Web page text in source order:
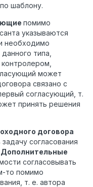
шаблону.
помимо
указываются
необходимо
типа,
может
связано с
согласующий, т.
принять решения
договора
согласования
Дополнительные
согласовывать
то помимо
т. е. автора